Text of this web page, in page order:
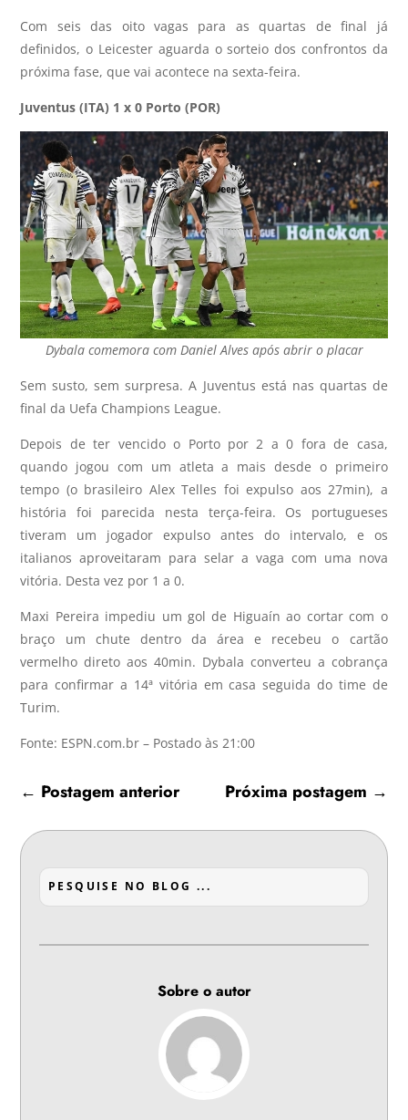
Com seis das oito vagas para as quartas de final já
definidos, o Leicester aguarda o sorteio dos confrontos da
próxima fase, que vai acontece na sexta-feira.
Juventus (ITA) 1 x 0 Porto (POR)
Dybala comemora com Daniel Alves após abrir o placar
Sem susto, sem surpresa. A Juventus está nas quartas de
final da Uefa Champions League.
Depois de ter vencido o Porto por 2 a 0 fora de casa,
quando jogou com um atleta a mais desde o primeiro
tempo (o brasileiro Alex Telles foi expulso aos 27min), a
história foi parecida nesta terça-feira. Os portugueses
tiveram um jogador expulso antes do intervalo, e os
italianos aproveitaram para selar a vaga com uma nova
vitória. Desta vez por 1 a 0.
Maxi Pereira impediu um gol de Higuaín ao cortar com o
braço um chute dentro da área e recebeu o cartão
vermelho direto aos 40min. Dybala converteu a cobrança
para confirmar a 14ª vitória em casa seguida do time de
Turim.
Fonte: ESPN.com.br – Postado às 21:00
← Postagem anterior Próxima postagem →
Sobre o autor